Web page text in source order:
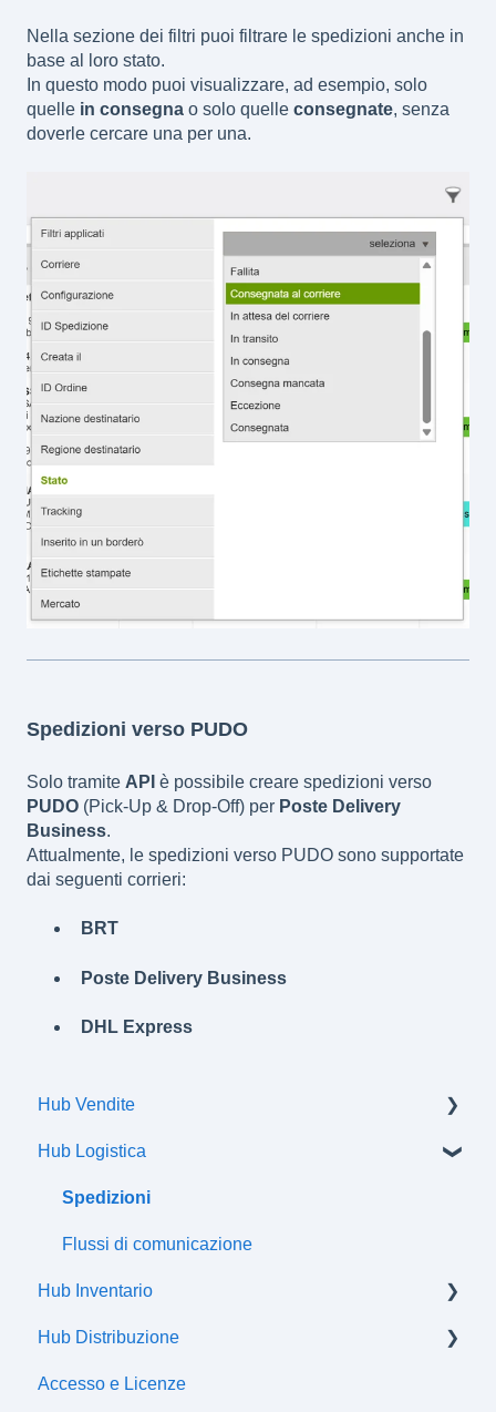
Nella sezione dei filtri puoi filtrare le spedizioni anche in
base al loro stato.
In questo modo puoi visualizzare, ad esempio, solo
quelle in consegna o solo quelle consegnate, senza
doverle cercare una per una.
Spedizioni verso PUDO
Solo tramite API è possibile creare spedizioni verso
PUDO (Pick-Up & Drop-Off) per Poste Delivery
Business.
Attualmente, le spedizioni verso PUDO sono supportate
dai seguenti corrieri:
BRT
Poste Delivery Business
DHL Express
Hub Vendite
Ordini
Hub Logistica
Spedizioni
Flussi di comunicazione
Hub Inventario
Prodotti
Offerte
Hub Distribuzione
Certificazioni
Accesso e Licenze